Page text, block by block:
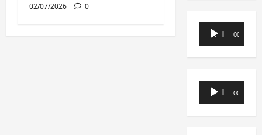
02/07/2026
0
Lecteur
audio
00:00 00:00
Lecteur
audio
00:00 00:00